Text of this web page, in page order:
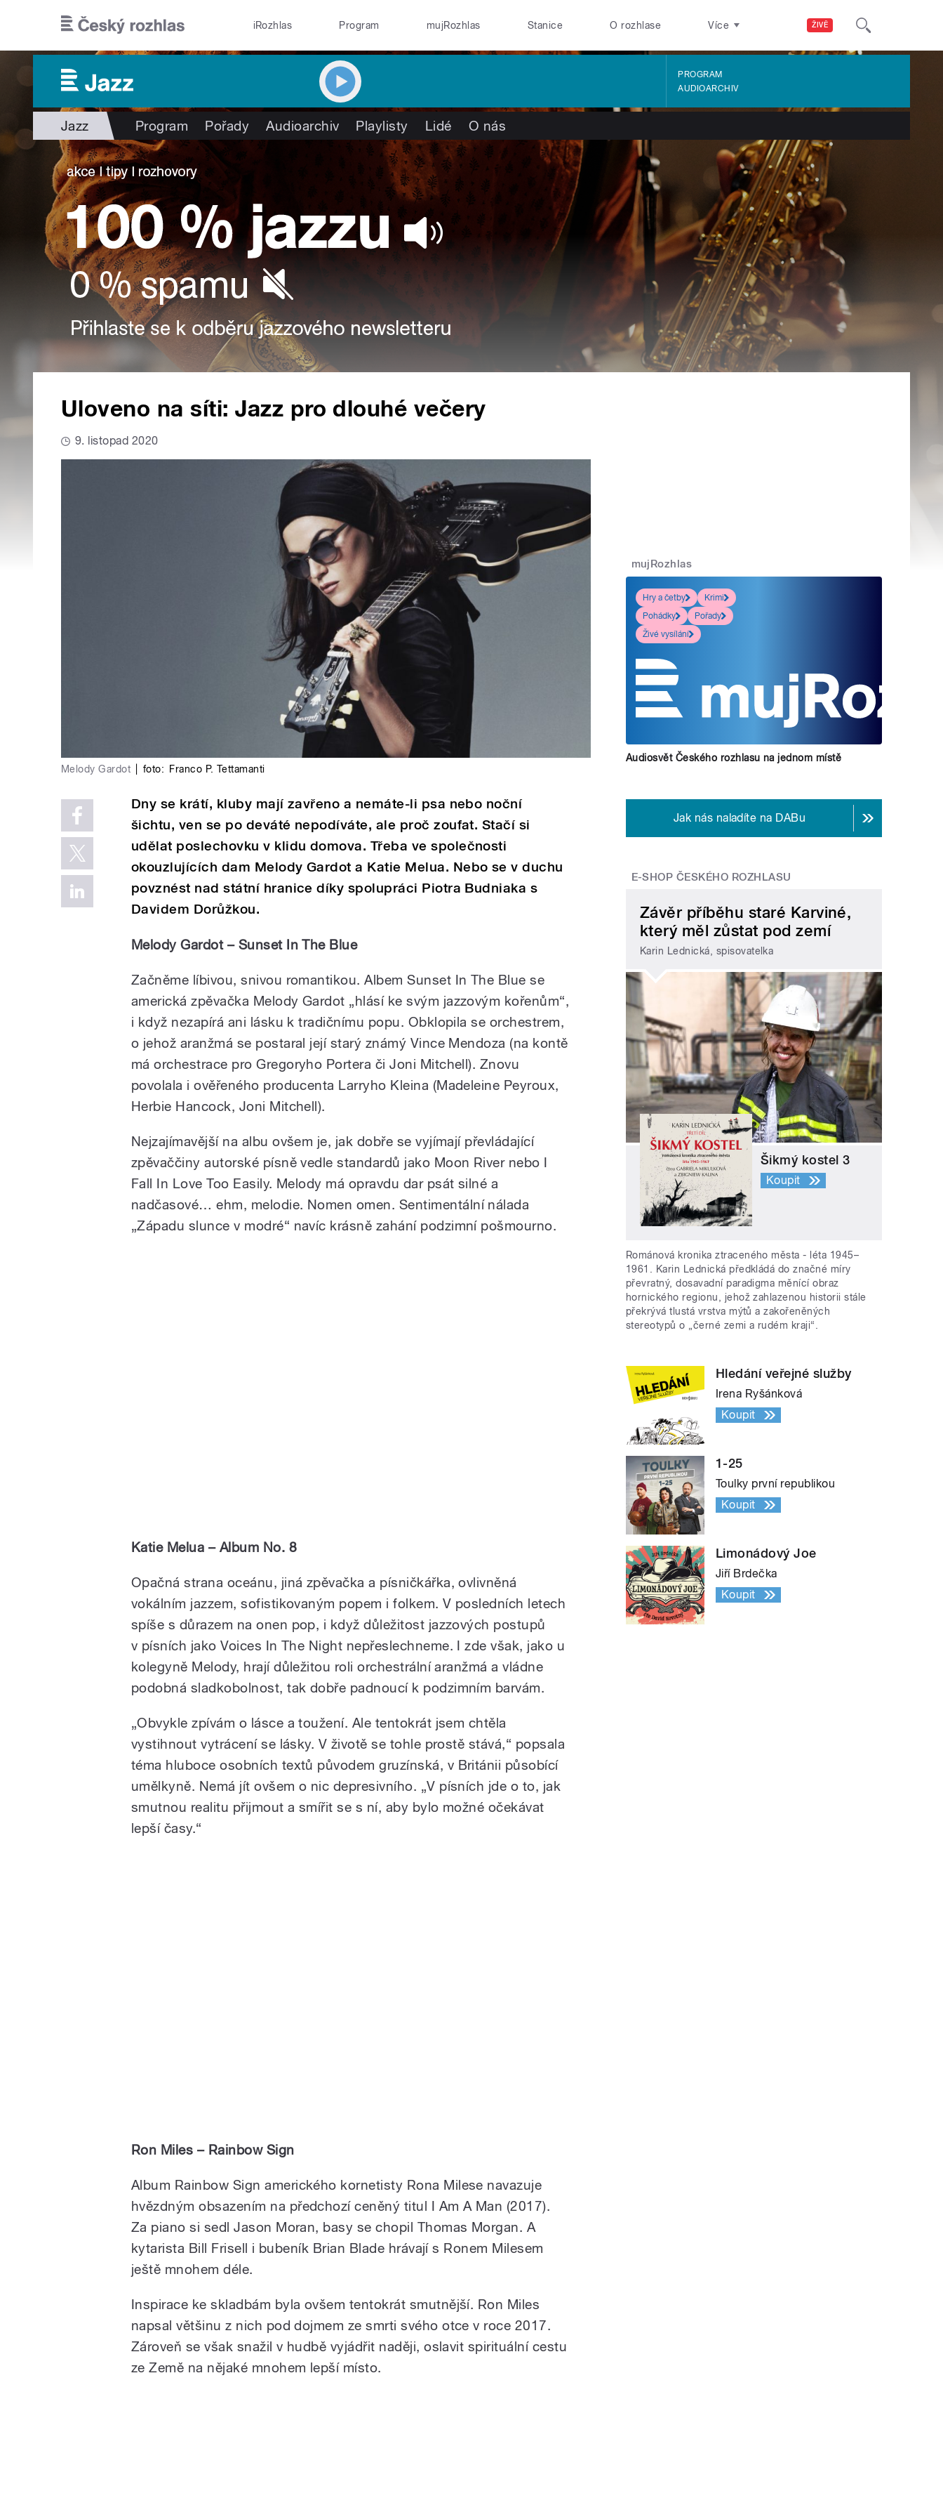
ŽIVĚ
iRozhlas Program mujRozhlas Stanice O rozhlase Více
PROGRAM
AUDIOARCHIV
Jazz Program Pořady Audioarchiv Playlisty Lidé O nás
Uloveno na síti: Jazz pro dlouhé večery
9. listopad 2020
Melody Gardot foto: Franco P. Tettamanti
Dny se krátí, kluby mají zavřeno a nemáte-li psa nebo noční
šichtu, ven se po deváté nepodíváte, ale proč zoufat. Stačí si
udělat poslechovku v klidu domova. Třeba ve společnosti
okouzlujících dam Melody Gardot a Katie Melua. Nebo se v duchu
povznést nad státní hranice díky spolupráci Piotra Budniaka s
Davidem Dorůžkou.
Melody Gardot – Sunset In The Blue
Začněme líbivou, snivou romantikou. Albem Sunset In The Blue se
americká zpěvačka Melody Gardot „hlásí ke svým jazzovým kořenům“,
i když nezapírá ani lásku k tradičnímu popu. Obklopila se orchestrem,
o jehož aranžmá se postaral její starý známý Vince Mendoza (na kontě
má orchestrace pro Gregoryho Portera či Joni Mitchell). Znovu
povolala i ověřeného producenta Larryho Kleina (Madeleine Peyroux,
Herbie Hancock, Joni Mitchell).
Nejzajímavější na albu ovšem je, jak dobře se vyjímají převládající
zpěvaččiny autorské písně vedle standardů jako Moon River nebo I
Fall In Love Too Easily. Melody má opravdu dar psát silné a
nadčasové… ehm, melodie. Nomen omen. Sentimentální nálada
„Západu slunce v modré“ navíc krásně zahání podzimní pošmourno.
Katie Melua – Album No. 8
Opačná strana oceánu, jiná zpěvačka a písničkářka, ovlivněná
vokálním jazzem, sofistikovaným popem i folkem. V posledních letech
spíše s důrazem na onen pop, i když důležitost jazzových postupů
v písních jako Voices In The Night nepřeslechneme. I zde však, jako u
kolegyně Melody, hrají důležitou roli orchestrální aranžmá a vládne
podobná sladkobolnost, tak dobře padnoucí k podzimním barvám.
„Obvykle zpívám o lásce a toužení. Ale tentokrát jsem chtěla
vystihnout vytrácení se lásky. V životě se tohle prostě stává,“ popsala
téma hluboce osobních textů původem gruzínská, v Británii působící
umělkyně. Nemá jít ovšem o nic depresivního. „V písních jde o to, jak
smutnou realitu přijmout a smířit se s ní, aby bylo možné očekávat
lepší časy.“
Ron Miles – Rainbow Sign
Album Rainbow Sign amerického kornetisty Rona Milese navazuje
hvězdným obsazením na předchozí ceněný titul I Am A Man (2017).
Za piano si sedl Jason Moran, basy se chopil Thomas Morgan. A
kytarista Bill Frisell i bubeník Brian Blade hrávají s Ronem Milesem
ještě mnohem déle.
Inspirace ke skladbám byla ovšem tentokrát smutnější. Ron Miles
napsal většinu z nich pod dojmem ze smrti svého otce v roce 2017.
Zároveň se však snažil v hudbě vyjádřit naději, oslavit spirituální cestu
ze Země na nějaké mnohem lepší místo.
mujRozhlas
Hry a četby
Krimi
Pohádky
Pořady
Živé vysílání
Audiosvět Českého rozhlasu na jednom místě
Jak nás naladíte na DABu
E-SHOP ČESKÉHO ROZHLASU
Závěr příběhu staré Karviné,
který měl zůstat pod zemí
Karin Lednická, spisovatelka
Šikmý kostel 3
Koupit
Románová kronika ztraceného města - léta 1945–
1961. Karin Lednická předkládá do značné míry
převratný, dosavadní paradigma měnící obraz
hornického regionu, jehož zahlazenou historii stále
překrývá tlustá vrstva mýtů a zakořeněných
stereotypů o „černé zemi a rudém kraji“.
Hledání veřejné služby
Irena Ryšánková
Koupit
1-25
Toulky první republikou
Koupit
Limonádový Joe
Jiří Brdečka
Koupit